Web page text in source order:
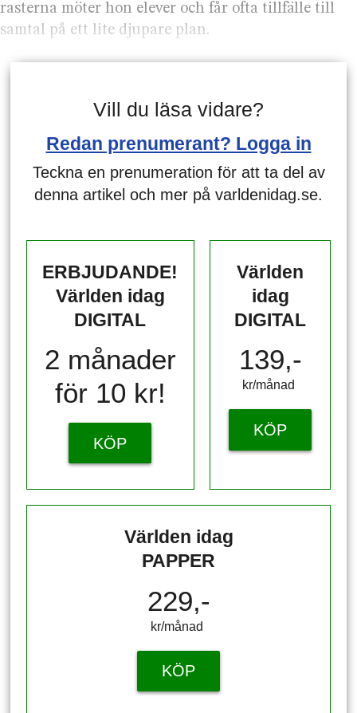
rasterna möter hon elever och får ofta tillfälle till
samtal på ett lite djupare plan.
Vill du läsa vidare?
Redan prenumerant? Logga in
Teckna en prenumeration för att ta del av
denna artikel och mer på varldenidag.se.
ERBJUDANDE!
Världen idag
DIGITAL
2 månader
för 10 kr!
KÖP
Världen
idag
DIGITAL
139,-
kr/månad ​​​​​​
KÖP
Världen idag
PAPPER
229,-
kr/månad ​​​​​​
KÖP